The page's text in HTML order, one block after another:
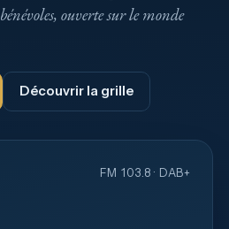
ouverte sur le monde
Découvrir la grille
FM 103.8 · DAB+